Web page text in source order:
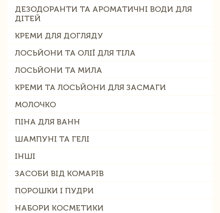
ДЕЗОДОРАНТИ ТА АРОМАТИЧНІ ВОДИ ДЛЯ
ДІТЕЙ
КРЕМИ ДЛЯ ДОГЛЯДУ
ЛОСЬЙОНИ ТА ОЛІЇ ДЛЯ ТІЛА
ЛОСЬЙОНИ ТА МИЛА
КРЕМИ ТА ЛОСЬЙОНИ ДЛЯ ЗАСМАГИ
МОЛОЧКО
ПІНА ДЛЯ ВАНН
ШАМПУНІ ТА ГЕЛІ
ІНШІ
ЗАСОБИ ВІД КОМАРІВ
ПОРОШКИ І ПУДРИ
НАБОРИ КОСМЕТИКИ